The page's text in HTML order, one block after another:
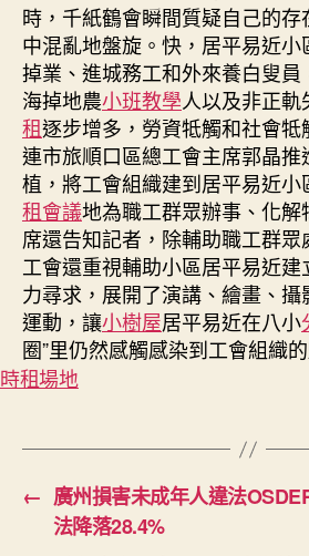
時，千紙鶴會瞬間質疑自己的
中混亂地盤旋。快，居平易近
掉業、進城務工和外來養白叟
海掉地農小班教學人以及非正軌
租逐步增多，勞資牴觸和社會
連市旅順口區總工會主席郭晶
植，將工會組織建到居平易近
租會議地為職工群眾辦事、化
席還告知記者，除輔助職工群
工會還重視輔助小區居平易近
力尋求，展開了演講、繪畫、
運動，讓小樹屋居平易近在八小
圈”里仍然感觸感染到工會組織
時租場地
← 廣州損害未成年人違法
法降落28.4%